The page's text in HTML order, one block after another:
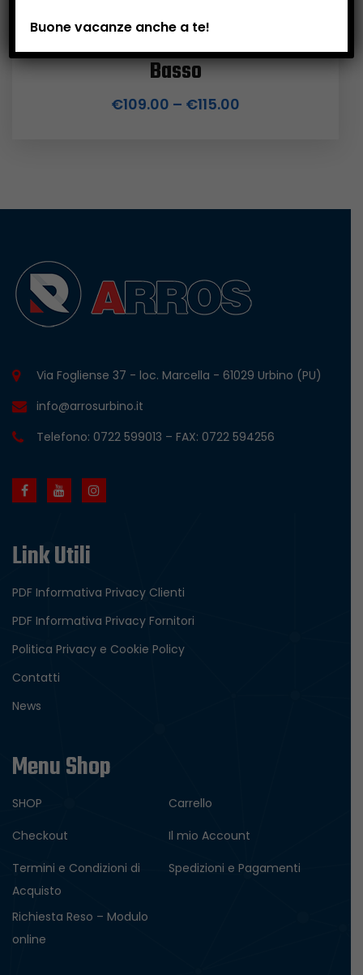
Cavalletto Alzamoto Off Road –
Basso
€109.00 – €115.00
Via Fogliense 37 - loc. Marcella - 61029 Urbino (PU)
info@arrosurbino.it
Telefono: 0722 599013 – FAX: 0722 594256
Link Utili
PDF Informativa Privacy Clienti
PDF Informativa Privacy Fornitori
Politica Privacy e Cookie Policy
Contatti
News
Menu Shop
SHOP
Carrello
Checkout
Il mio Account
Termini e Condizioni di
Acquisto
Spedizioni e Pagamenti
Richiesta Reso – Modulo
online
Buone vacanze anche a te!